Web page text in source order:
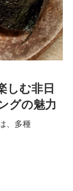
しむ非日
グの魅力
、多種